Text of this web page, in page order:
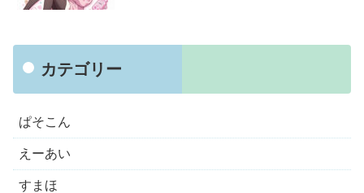
カテゴリー
ぱそこん
えーあい
すまほ